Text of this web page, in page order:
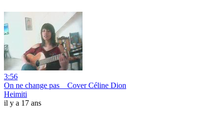
3:56
On ne change pas _ Cover Céline Dion
Heimiti
il y a 17 ans